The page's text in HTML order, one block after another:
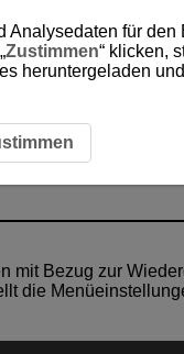
mit Bezug zur
die
für
Zustimmen“ klicken,
heruntergeladen